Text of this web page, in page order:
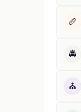
🥖
🚔
⛪